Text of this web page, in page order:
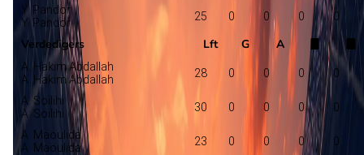
Y. Pandor
Y. Pandor
25 0 0 0 0
Verdedigers Lft G A
A. Hakim Abdallah
A. Hakim Abdallah
28 0 0 0 0
A. Soilihi
A. Soilihi
30 0 0 0 0
A. Maoulida
A. Maoulida
23 0 0 0 0